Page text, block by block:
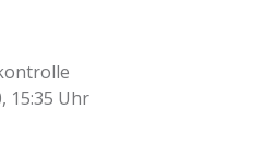
15:35 Uhr